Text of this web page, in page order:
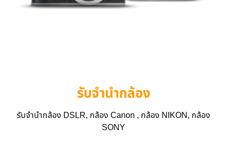
รับจำนำกล้อง
รับจำนำกล้อง DSLR, กล้อง Canon , กล้อง NIKON, กล้อง
SONY